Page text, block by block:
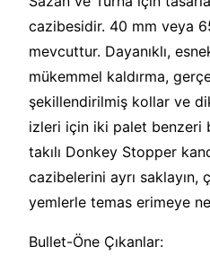
cazibesidir. 40 mm veya
mevcuttur. Dayanıklı,
mükemmel kaldırma,
şekillendirilmiş kollar ve
izleri için iki palet benzeri
takılı Donkey Stopper
cazibelerini ayrı saklayın,
yemlerle temas erimeye
Bullet-Öne Çıkanlar: